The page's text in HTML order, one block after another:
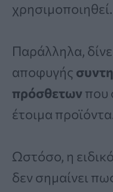
χρησιμοποιηθεί.
Παράλληλα,
αποφυγής
πρόσθετων που
έτοιμα
Ωστόσο, η
δεν σημαίνει